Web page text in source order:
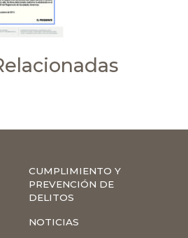
CUMPLIMIENTO Y
PREVENCIÓN DE
DELITOS
NOTICIAS